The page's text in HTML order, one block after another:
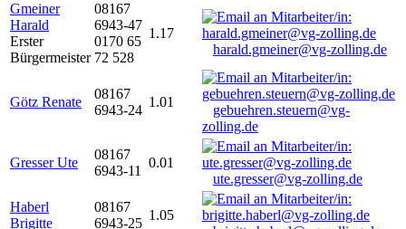
Gmeiner
Harald
Erster
Bürgermeister
08167
6943-47
0170 65
72 528
1.17
harald.gmeiner@vg-zolling.de
Götz Renate
08167
6943-24
1.01
gebuehren.steuern@vg-
zolling.de
Gresser Ute
08167
6943-11
0.01
ute.gresser@vg-zolling.de
Haberl
Brigitte
08167
6943-25
1.05